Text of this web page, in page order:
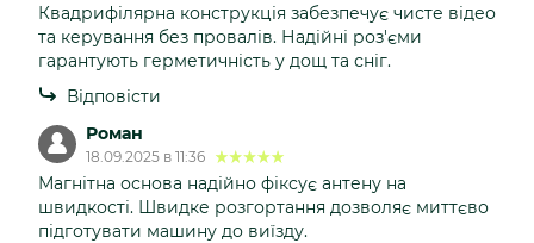
Квадрифілярна конструкція забезпечує чисте відео
та керування без провалів. Надійні роз'єми
гарантують герметичність у дощ та сніг.
Відповісти
Роман
18.09.2025 в 11:36
Магнітна основа надійно фіксує антену на
швидкості. Швидке розгортання дозволяє миттєво
підготувати машину до виїзду.